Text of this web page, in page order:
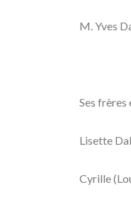
M. Yves
Ses
Lisette
Cyrille